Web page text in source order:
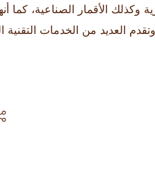
وكذلك الأقمار الصناعية، كما
العديد من الخدمات